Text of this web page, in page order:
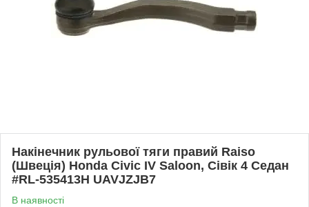
Накінечник рульової тяги правий Raiso
(Швеція) Honda Civic IV Saloon, Сівік 4 Седан
#RL-535413H UAVJZJB7
В наявності